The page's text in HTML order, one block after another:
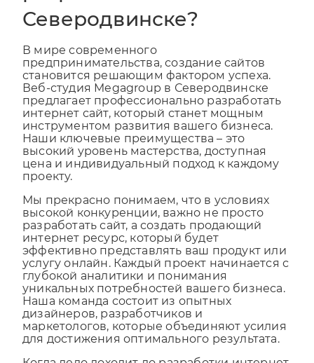
Северодвинске?
В мире современного
предпринимательства, создание сайтов
становится решающим фактором успеха.
Веб-студия Megagroup в Северодвинске
предлагает профессионально разработать
интернет сайт, который станет мощным
инструментом развития вашего бизнеса.
Наши ключевые преимущества – это
высокий уровень мастерства, доступная
цена и индивидуальный подход к каждому
Мы прекрасно понимаем, что в условиях
высокой конкуренции, важно не просто
разработать сайт, а создать продающий
интернет ресурс, который будет
эффективно представлять ваш продукт или
услугу онлайн. Каждый проект начинается с
глубокой аналитики и понимания
уникальных потребностей вашего бизнеса.
Наша команда состоит из опытных
дизайнеров, разработчиков и
маркетологов, которые объединяют усилия